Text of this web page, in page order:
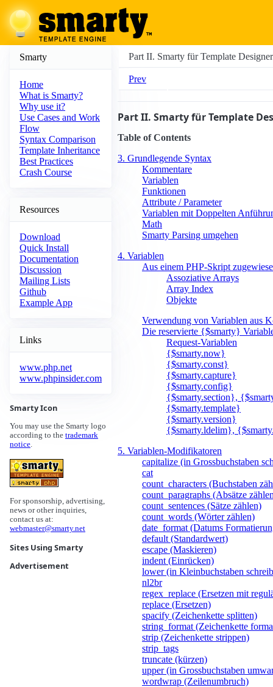
Smarty
Home
What is Smarty?
Why use it?
Use Cases and Work
Flow
Syntax Comparison
Template Inheritance
Best Practices
Crash Course
Resources
Download
Quick Install
Documentation
Discussion
Mailing Lists
Github
Example App
Links
www.php.net
www.phpinsider.com
Smarty Icon
You may use the Smarty logo
according to the trademark
notice.
For sponsorship, advertising,
news or other inquiries,
contact us at:
webmaster@smarty.net
Sites Using Smarty
Advertisement
Part II. Smarty für Template Designer
Prev
Part II. Smarty für Template
Table of Contents
3. Grundlegende Syntax
Kommentare
Variablen
Funktionen
Attribute / Parameter
Variablen mit Doppelten
Math
Smarty Parsing umgehen
4. Variablen
Aus einem PHP-Skript
Assoziative Arrays
Array Index
Objekte
Verwendung von Variablen aus
Die reservierte {$smarty}
Request-Variablen
{$smarty.now}
{$smarty.const}
{$smarty.capture}
{$smarty.config}
{$smarty.section},
{$smarty.template}
{$smarty.version}
{$smarty.ldelim},
5. Variablen-Modifikatoren
capitalize (in Grossbuchstaben
cat
count_characters (Buchstaben
count_paragraphs (Absätze
count_sentences (Sätze zählen)
count_words (Wörter zählen)
date_format (Datums
default (Standardwert)
escape (Maskieren)
indent (Einrücken)
lower (in Kleinbuchstaben
nl2br
regex_replace (Ersetzen mit
replace (Ersetzen)
spacify (Zeichenkette splitten)
string_format (Zeichenkette
strip (Zeichenkette strippen)
strip_tags
truncate (kürzen)
upper (in Grossbuchstaben
wordwrap (Zeilenumbruch)